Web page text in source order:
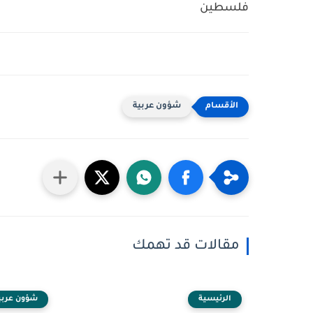
فلسطين
شؤون عربية
مقالات قد تهمك
الرئيسية شؤون